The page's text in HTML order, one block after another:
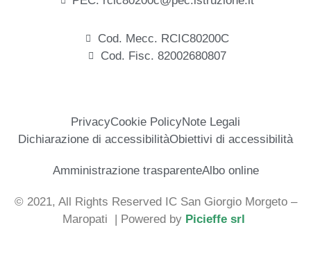
Cod. Mecc. RCIC80200C
Cod. Fisc. 82002680807
PrivacyCookie PolicyNote Legali
Dichiarazione di accessibilitàObiettivi di accessibilità
Amministrazione trasparenteAlbo online
© 2021, All Rights Reserved IC San Giorgio Morgeto –
Maropati
| Powered by Picieffe srl